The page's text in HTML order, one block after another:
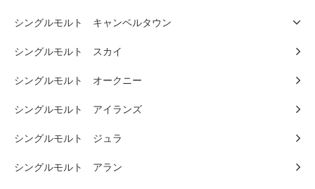
シングルモルト キャンベルタウン
シングルモルト スカイ
シングルモルト オークニー
シングルモルト アイランズ
シングルモルト ジュラ
シングルモルト アラン